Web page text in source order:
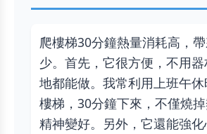
爬樓梯30分鐘熱量消耗高，
少。首先，它很方便，不用
地都能做。我常利用上班午休
樓梯，30分鐘下來，不僅燒
精神變好。另外，它還能強化